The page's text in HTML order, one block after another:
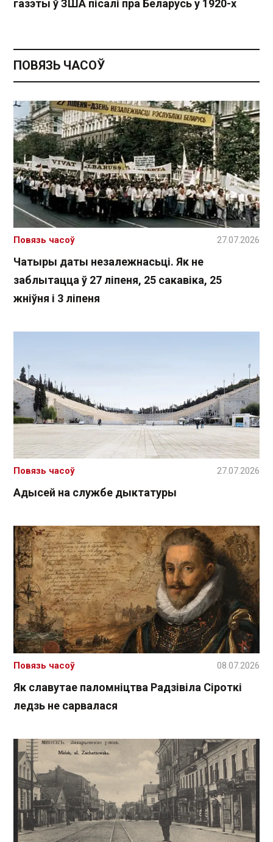
газэты ў ЗША пісалі пра Беларусь у 1920-х
ПОВЯЗЬ ЧАСОЎ
Чатыры даты незалежнасьці. Як не
заблытацца ў 27 ліпеня, 25 сакавіка, 25
жніўня і 3 ліпеня
Повязь часоў 27.07.2026
Адысей на службе дыктатуры
Повязь часоў 27.07.2026
Як славутае паломніцтва Радзівіла Сіроткі
ледзь не сарвалася
Повязь часоў 08.07.2026